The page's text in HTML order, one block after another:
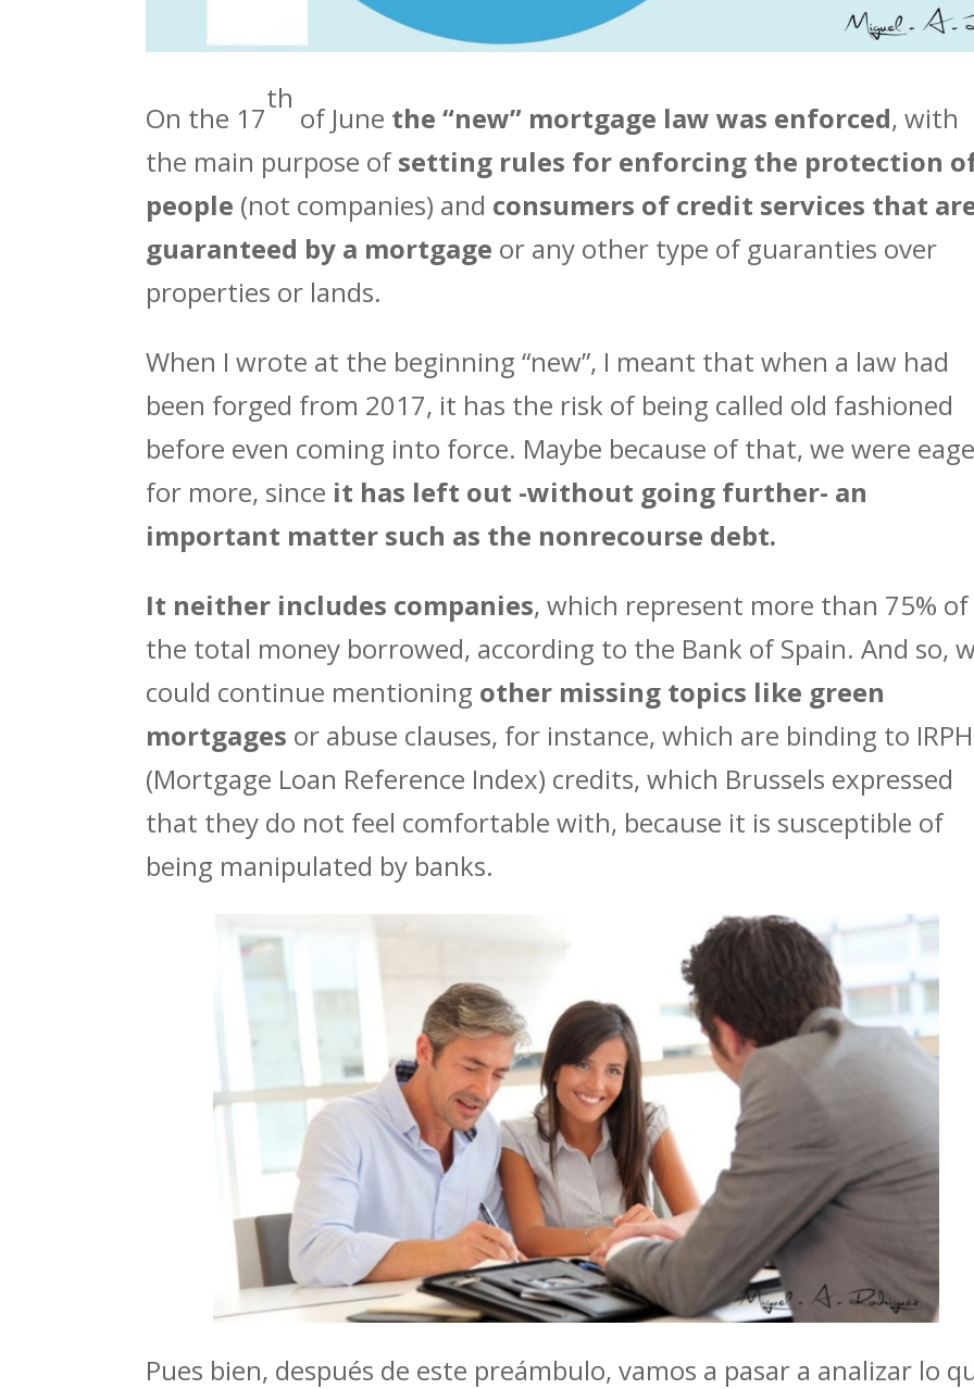
On the 17
th
of June the “new” mortgage law was enforced, with
the main purpose ofsetting rules for enforcing the protection
people (not companies) and consumers of credit services that
guaranteed by a mortgage or any other type of guaranties over
properties or lands.
When I wrote at the beginning “new”, I meant that when a law had
been forged from 2017, it has the risk of being called old fashioned
before even coming into force. Maybe because of that, we were
for more, since it has left out -without going further- an
important matter such as the nonrecourse debt.
It neither includes companies, which represent more than 75% of
the total money borrowed, according to the Bank of Spain. And so,
could continue mentioning other missing topics like green
mortgages or abuse clauses, for instance, which are binding to IRPH
(Mortgage Loan Reference Index) credits, which Brussels expressed
that they do not feel comfortable with, because it is susceptible of
being manipulated by banks.
Pues bien, después de este preámbulo, vamos a pasar a analizar lo